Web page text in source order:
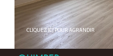
CLIQUEZ ICI POUR AGRANDIR